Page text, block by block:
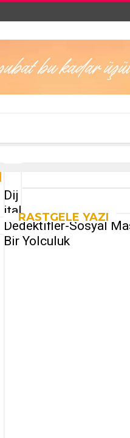
RASTGELE YAZI
Dij
ital
Dedektifler-Sosyal
Bir Yolculuk